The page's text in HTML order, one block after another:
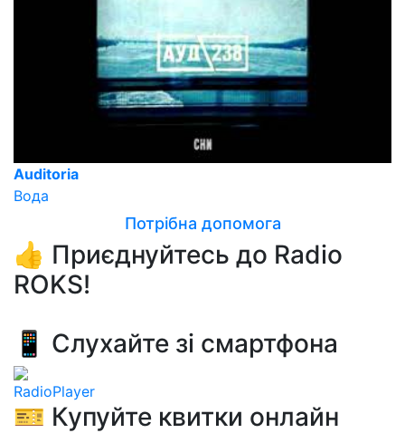
Auditoria
Вода
Потрібна допомога
👍 Приєднуйтесь до Radio
ROKS!
📱 Слухайте зі смартфона
RadioPlayer
🎫 Купуйте квитки онлайн